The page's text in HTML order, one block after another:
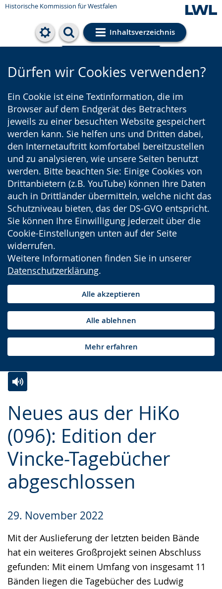
Historische Kommission für Westfalen
Inhaltsverzeichnis
Cookie-Einstellungen
Dürfen wir Cookies verwenden?
Ein Cookie ist eine Textinformation, die im
Browser auf dem Endgerät des Betrachters
jeweils zu einer besuchten Website gespeichert
werden kann. Sie helfen uns und Dritten dabei,
den Internetauftritt komfortabel bereitzustellen
und zu analysieren, wie unsere Seiten benutzt
werden. Bitte beachten Sie: Einige Cookies von
Drittanbietern (z.B. YouTube) können Ihre Daten
auch in Drittländer übermitteln, welche nicht das
Schutzniveau bieten, das der DS-GVO entspricht.
Sie können Ihre Einwilligung jederzeit über die
Cookie-Einstellungen unten auf der Seite
widerrufen.
Weitere Informationen finden Sie in unserer
Datenschutzerklärung.
Alle akzeptieren
Alle ablehnen
Mehr erfahren
Neues aus der HiKo
(096): Edition der
Vincke-Tagebücher
abgeschlossen
29. November 2022
Mit der Auslieferung der letzten beiden Bände
hat ein weiteres Großprojekt seinen Abschluss
gefunden: Mit einem Umfang von insgesamt 11
Bänden liegen die Tagebücher des Ludwig
Leichten
Sprache
wechseln.
Audio-
Unterstützung.
Video
in
Deutscher
Gebärdensprache
angezeigt.